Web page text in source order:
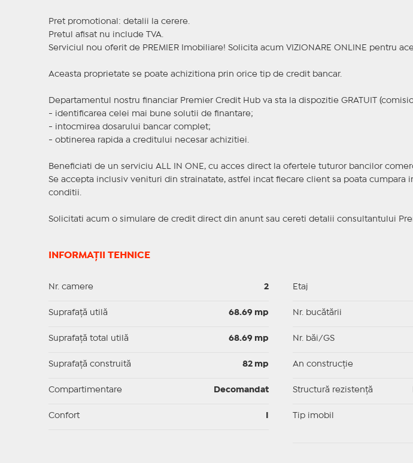
Pret promotional: detalii la cerere.
Pretul afisat nu include TVA.
Serviciul nou oferit de PREMIER Imobiliare! Solicita acum VIZIONARE ONLINE pentru
Aceasta proprietate se poate achizitiona prin orice tip de credit bancar.
Departamentul nostru financiar Premier Credit Hub va sta la dispozitie GRATUIT
- identificarea celei mai bune solutii de finantare;
- intocmirea dosarului bancar complet;
- obtinerea rapida a creditului necesar achizitiei.
Beneficiati de un serviciu ALL IN ONE, cu acces direct la ofertele tuturor bancilor
Se accepta inclusiv venituri din strainatate, astfel incat fiecare client sa poata cumpara
conditii.
Solicitati acum o simulare de credit direct din anunt sau cereti detalii consultantului
INFORMAȚII TEHNICE
Nr. camere 2
Suprafaţă utilă 68.69 mp
Suprafaţă total utilă 68.69 mp
Suprafaţă construită 82 mp
Compartimentare Decomandat
Confort
Etaj
Nr. bucătării
Nr. băi/GS
An construcție
Structură rezistență
Tip imobil